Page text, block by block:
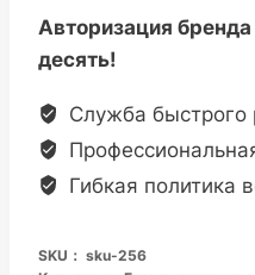
Авторизация
десять!
Служба быстрого
Гибкая политика
SKU： sku-256